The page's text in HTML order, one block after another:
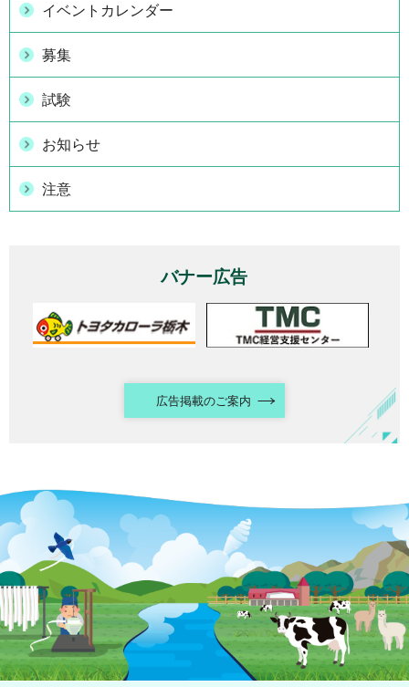
イベントカレンダー
募集
試験
お知らせ
注意
バナー広告
広告掲載のご案内